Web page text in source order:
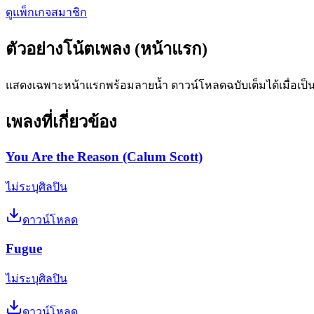
ดูแพ็กเกจสมาชิก
ตัวอย่างโน้ตเพลง (หน้าแรก)
แสดงเฉพาะหน้าแรกพร้อมลายน้ำ ดาวน์โหลดฉบับเต็มได้เมื่อเป็
เพลงที่เกี่ยวข้อง
You Are the Reason (Calum Scott)
ไม่ระบุศิลปิน
ดาวน์โหลด
Fugue
ไม่ระบุศิลปิน
ดาวน์โหลด